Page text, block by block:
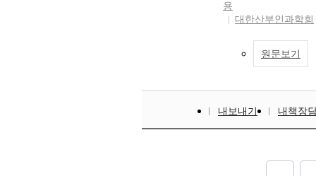
용
대한산부인과학회
원문보기
내보내기 내책장